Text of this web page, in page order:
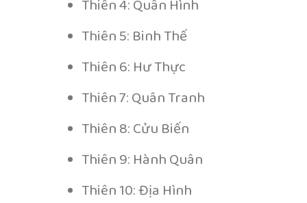
Thiên 4: Quân Hình
Thiên 5: Binh Thế
Thiên 6: Hư Thực
Thiên 7: Quân Tranh
Thiên 8: Cửu Biến
Thiên 9: Hành Quân
Thiên 10: Địa Hình